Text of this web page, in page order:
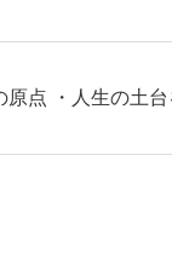
原点 ・人生の土